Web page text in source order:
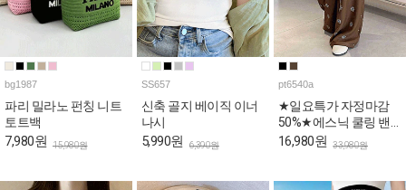
bg1987
파리 밀라노 펀칭 니트
토트백
7,980원 15,980원
SS657
신축 골지 베이직 이너
나시
5,990원 6,390원
pt6540a
★일요특가 자정마감
50%★에스닉 쿨링 밴
딩 와이드 팬츠
16,980원 33,980원